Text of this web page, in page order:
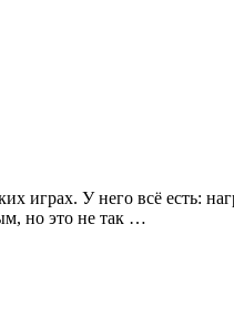
У него всё есть:
но это не так …